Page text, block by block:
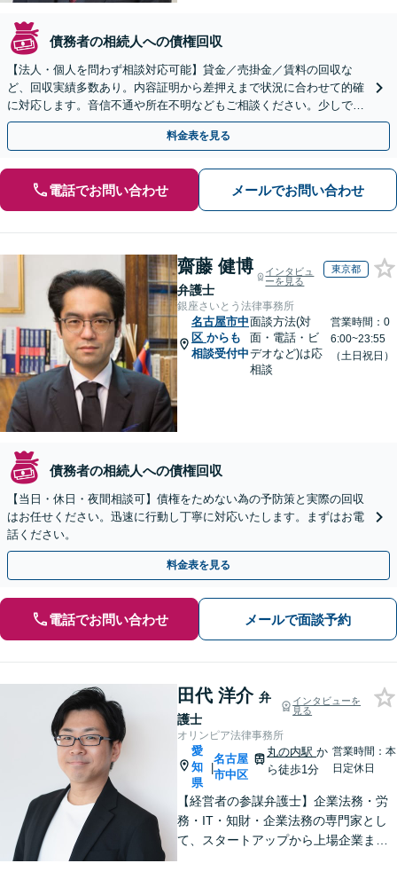
債務者の相続人への債権回収
【法人・個人を問わず相談対応可能】貸金／売掛金／賃料の回収な
ど、回収実績多数あり。内容証明から差押えまで状況に合わせて的確
に対応します。音信不通や所在不明などもご相談ください。少しでも
回収できるよう、粘り強く対応します。
料金表を見る
電話でお問い合わせ メールでお問い合わせ
齋藤 健博
弁護士
インタビュ
ーを見る
東京都
銀座さいとう法律事務所
名古屋市中
区 からも
相談受付中
面談方法(対
面・電話・ビ
デオなど)は応
相談
営業時間：0
6:00~23:55
（土日祝日）
債務者の相続人への債権回収
【当日・休日・夜間相談可】債権をためない為の予防策と実際の回収
はお任せください。迅速に行動し丁寧に対応いたします。まずはお電
話ください。
料金表を見る
電話でお問い合わせ メールで面談予約
田代 洋介 弁
護士
インタビューを
見る
オリンピア法律事務所
愛
知
県
|
名古屋
市中区
丸の内駅か
ら徒歩1分
営業時間：本
日定休日
【経営者の参謀弁護士】企業法務・労
務・IT・知財・企業法務の専門家とし
て、スタートアップから上場企業まで